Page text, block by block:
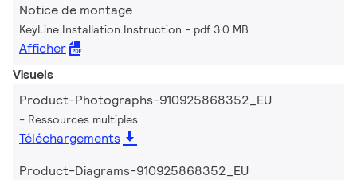
Notice de montage
KeyLine Installation Instruction pdf 3.0 MB
Afficher
Visuels
Product-Photographs-910925868352_EU
Ressources multiples
Téléchargements
Product-Diagrams-910925868352_EU